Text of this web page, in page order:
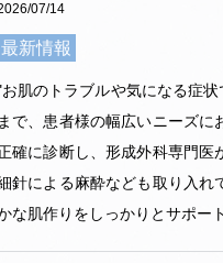
行われた検査の名称が記
07/14
最新情報
肌のトラブルや気になる症
まで、患者様の幅広いニーズ
確に診断し、形成外科専門医
針による麻酔なども取り入れ
06/10